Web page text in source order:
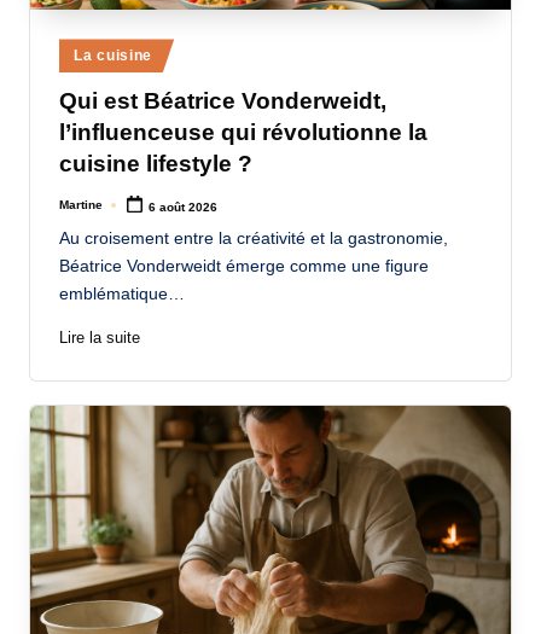
a
m
a
Posted
in
La cuisine
Qui est Béatrice Vonderweidt,
l’influenceuse qui révolutionne la
cuisine lifestyle ?
Posted
Martine 6 août 2026
Au croisement entre la créativité et la gastronomie,
Béatrice Vonderweidt émerge comme une figure
emblématique…
Lire la suite